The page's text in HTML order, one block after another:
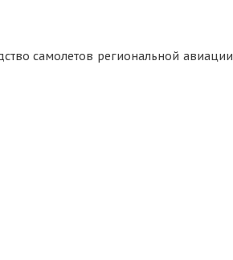
самолетов региональной авиации